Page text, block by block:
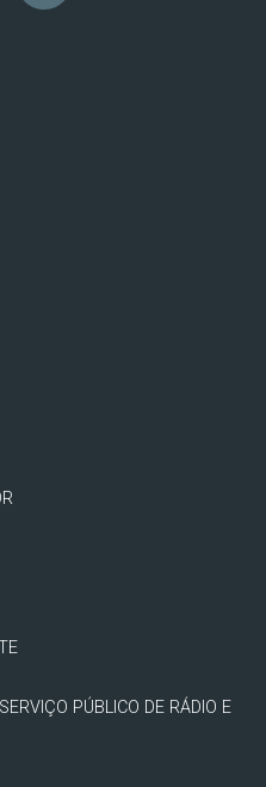
PÚBLICO DE RÁDIO E